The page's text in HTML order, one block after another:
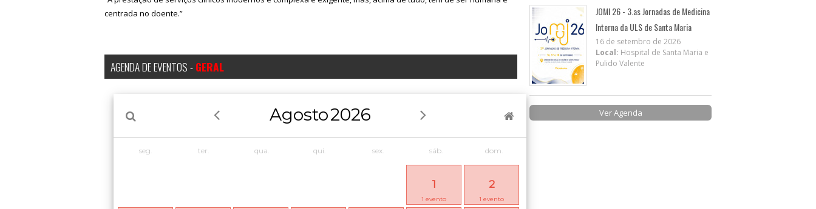
centrada no doente.”
AGENDA DE EVENTOS -GERAL
Agosto2026
seg. ter. qua. qui. sex. sáb. dom.
1
1 evento
2
1 evento
JOMI 26 - 3.as Jornadas de Medicina
Interna da ULS de Santa Maria
16 de setembro de 2026
Local: Hospital de Santa Maria e
Pulido Valente
Ver Agenda